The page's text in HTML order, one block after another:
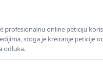
profesionalnu online peticiju
stoga je kreiranje peticije
odluka.